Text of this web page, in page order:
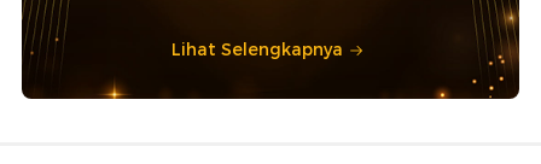
Lihat Selengkapnya